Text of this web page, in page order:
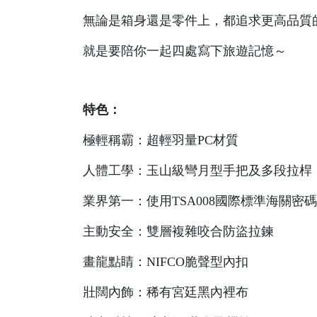
無論是箱身還是零件上，都追求更高品質
就是要陪你一起四處寫下旅遊記憶～
特色：
極輕稱霸：超輕羽量PC材質
人體工學：玉山級彎月型手把及多段拉桿
業界第一：使用TSA008國際標準海關密
主動安全：雙層複雜咬合防盜拉鍊
畫龍點睛：NIFCO脆聲型內扣
壯闊內飾：稀有宮廷黑內裡布